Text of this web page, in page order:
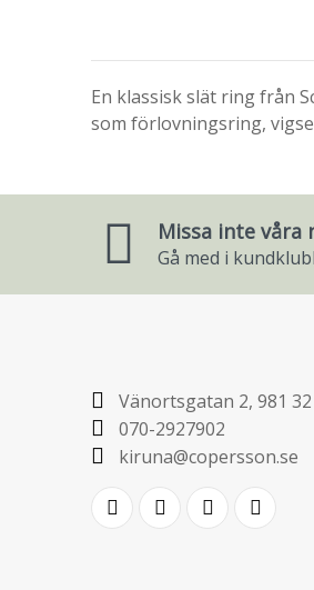
En klassisk slät ring från
som förlovningsring,
Missa inte våra
Gå med i
Vänortsgatan 2, 981
070-2927902
kiruna@copersson.se